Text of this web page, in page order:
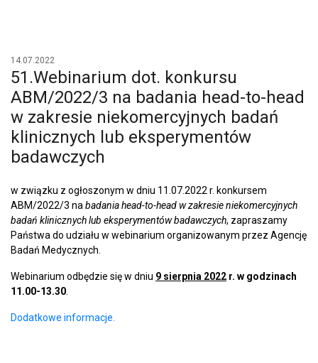
14.07.2022
51.Webinarium dot. konkursu
ABM/2022/3 na badania head-to-head
w zakresie niekomercyjnych badań
klinicznych lub eksperymentów
badawczych
w związku z ogłoszonym w dniu 11.07.2022 r. konkursem
ABM/2022/3 na badania head-to-head w zakresie niekomercyjnych
badań klinicznych lub eksperymentów badawczych, zapraszamy
Państwa do udziału w webinarium organizowanym przez Agencję
Badań Medycznych.
Webinarium odbędzie się w dniu 9 sierpnia 2022 r. w godzinach
11.00-13.30
Dodatkowe informacje.